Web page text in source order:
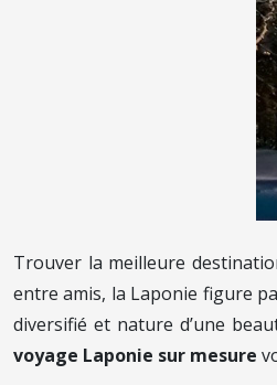
Trouver la meilleure
entre amis, la Laponie figure
diversifié et nature d’une
voyage Laponie sur mesure